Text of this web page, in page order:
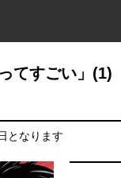
てすごい」(1)
となります